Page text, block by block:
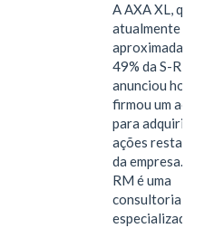
A AXA XL, que
atualmente
49% da S-RM,
anunciou hoje
firmou um
para adquirir as
ações restantes
da empresa. A S-
RM é uma
consultoria
especializada